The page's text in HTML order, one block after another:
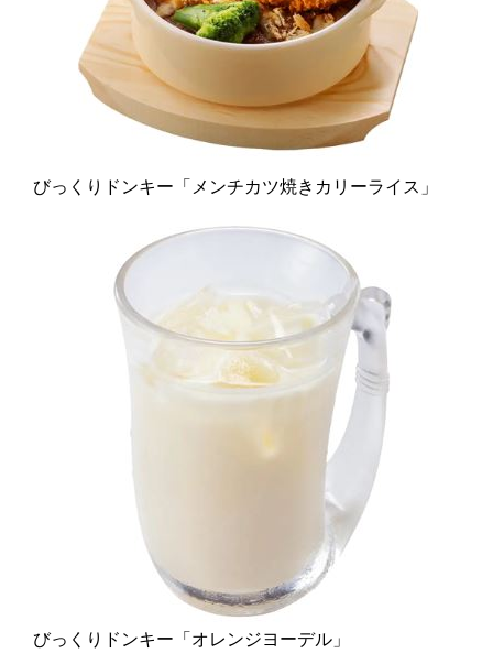
びっくりドンキー「メンチカツ焼きカリーライス」
びっくりドンキー「オレンジヨーデル」